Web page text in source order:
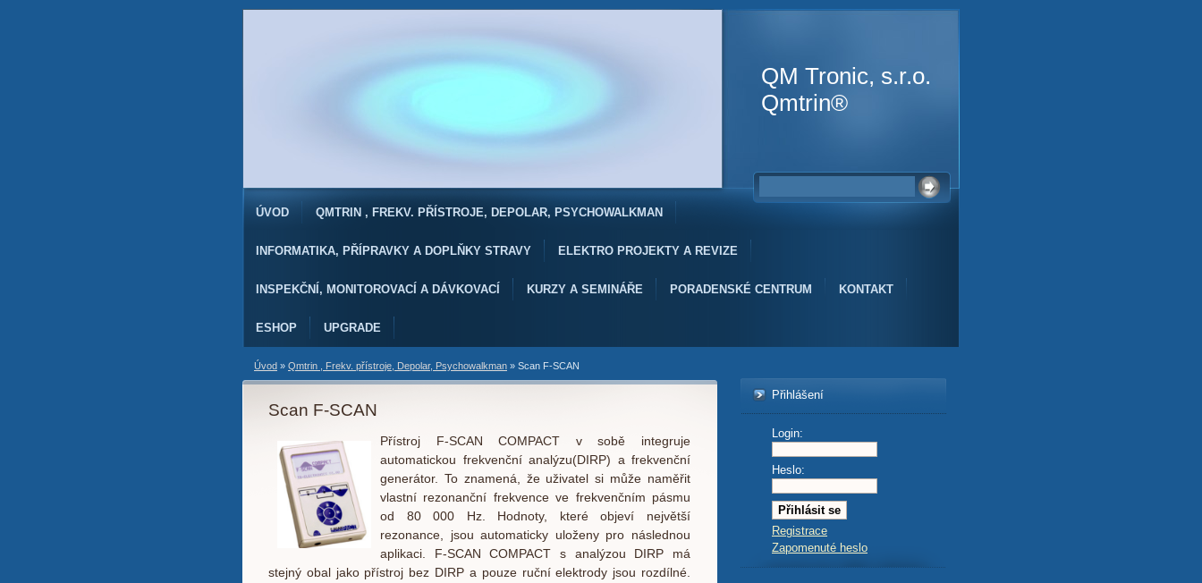
QM Tronic, s.r.o.
Qmtrin®
ÚVOD QMTRIN , FREKV. PŘÍSTROJE, DEPOLAR, PSYCHOWALKMAN
INFORMATIKA, PŘÍPRAVKY A DOPLŇKY STRAVY ELEKTRO PROJEKTY A REVIZE
INSPEKČNÍ, MONITOROVACÍ A DÁVKOVACÍ KURZY A SEMINÁŘE PORADENSKÉ CENTRUM KONTAKT
ESHOP UPGRADE
Úvod » Qmtrin , Frekv. přístroje, Depolar, Psychowalkman » Scan F-SCAN
Scan F-SCAN
Přístroj F-SCAN COMPACT v sobě integruje
automatickou frekvenční analýzu(DIRP) a frekvenční
generátor. To znamená, že uživatel si může naměřit
vlastní rezonanční frekvence ve frekvenčním pásmu
od 80 000 Hz. Hodnoty, které objeví největší
rezonance, jsou automaticky uloženy pro následnou
aplikaci. F-SCAN COMPACT s analýzou DIRP má
stejný obal jako přístroj bez DIRP a pouze ruční elektrody jsou rozdílné.
Přihlášení
Login:
Heslo:
Registrace
Zapomenuté heslo